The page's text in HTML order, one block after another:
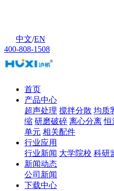
中文/EN
400-808-1508
首页
产品中心
超声处理 搅拌分散 均质
缩 研磨破碎 离心分离 恒
单元 相关配件
行业应用
行业新闻 大学院校 科研
新闻动态
公司新闻
下载中心